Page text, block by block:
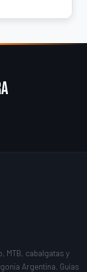
MTB, cabalgatas y
Argentina. Guías